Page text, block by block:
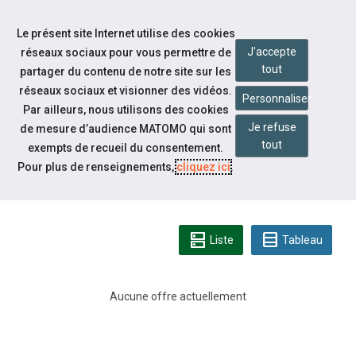
Aller au contenu
Espace candidat
CONSULTEZ LES OFFRES
dns Liste table_rows Tableau
Aucune offre actuellement
Le présent site Internet utilise des cookies
réseaux sociaux pour vous permettre de
partager du contenu de notre site sur les
réseaux sociaux et visionner des vidéos.
Par ailleurs, nous utilisons des cookies
de mesure d’audience MATOMO qui sont
exempts de recueil du consentement.
Pour plus de renseignements,cliquez ici.
J'accepte
tout
Personnaliser
Je refuse
tout